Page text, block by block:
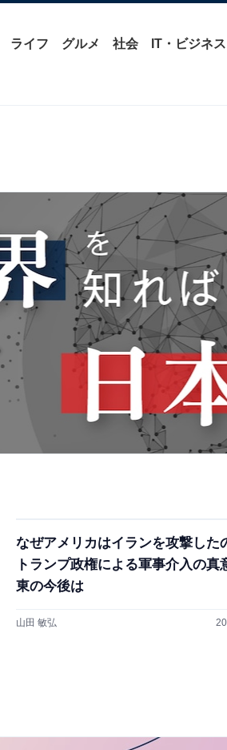
ライフ グルメ 社会 IT・ビジネス
なぜアメリカはイランを攻撃した
トランプ政権による軍事介入の真
東の今後は
山田 敏弘